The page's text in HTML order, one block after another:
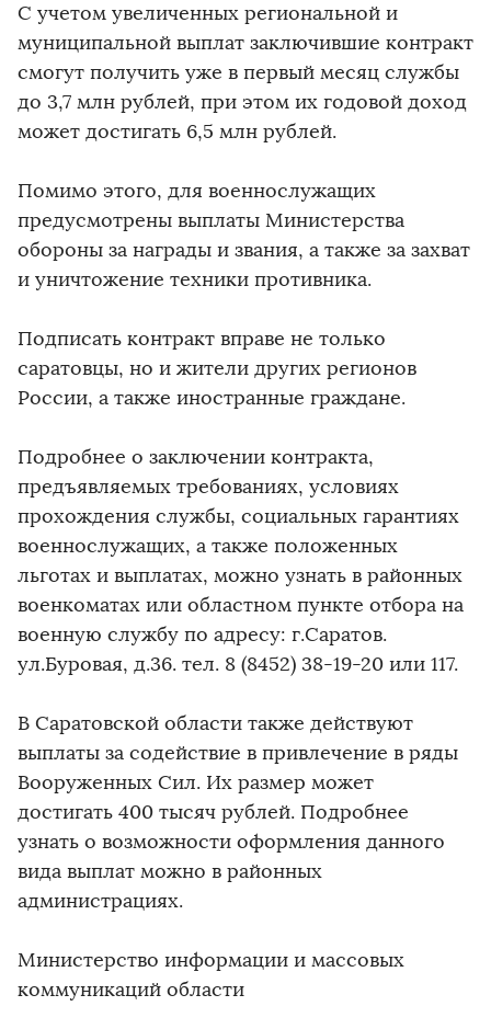
С учетом увеличенных региональной и
муниципальной выплат заключившие контракт
смогут получить уже в первый месяц службы
до 3,7 млн рублей, при этом их годовой доход
может достигать 6,5 млн рублей.
Помимо этого, для военнослужащих
предусмотрены выплаты Министерства
обороны за награды и звания, а также за захват
и уничтожение техники противника.
Подписать контракт вправе не только
саратовцы, но и жители других регионов
России, а также иностранные граждане.
Подробнее о заключении контракта,
предъявляемых требованиях, условиях
прохождения службы, социальных гарантиях
военнослужащих, а также положенных
льготах и выплатах, можно узнать в районных
военкоматах или областном пункте отбора на
военную службу по адресу: г.Саратов.
ул.Буровая, д.36. тел. 8 (8452) 38-19-20 или 117.
В Саратовской области также действуют
выплаты за содействие в привлечение в ряды
Вооруженных Сил. Их размер может
достигать 400 тысяч рублей. Подробнее
узнать о возможности оформления данного
вида выплат можно в районных
администрациях.
Министерство информации и массовых
коммуникаций области